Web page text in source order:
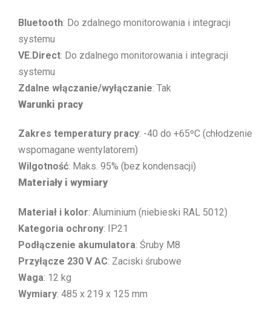
Bluetooth: Do zdalnego monitorowania i integracji
systemu
VE.Direct: Do zdalnego monitorowania i integracji
systemu
Zdalne włączanie/wyłączanie: Tak
Warunki pracy
Zakres temperatury pracy: -40 do +65ºC (chłodzenie
wspomagane wentylatorem)
Wilgotność: Maks. 95% (bez kondensacji)
Materiały i wymiary
Materiał i kolor: Aluminium (niebieski RAL 5012)
Kategoria ochrony: IP21
Podłączenie akumulatora: Śruby M8
Przyłącze 230 V AC: Zaciski śrubowe
Waga: 12 kg
Wymiary: 485 x 219 x 125 mm